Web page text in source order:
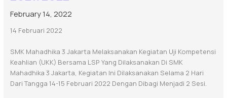
February 14, 2022
14 Februari 2022
SMK Mahadhika 3 Jakarta Melaksanakan Kegiatan Uji Kompetensi
Keahlian (UKK) Bersama LSP Yang Dilaksanakan Di SMK
Mahadhika 3 Jakarta, Kegiatan Ini Dilaksanakan Selama 2 Hari
Dari Tangga 14-15 Februari 2022 Dengan Dibagi Menjadi 2 Sesi.